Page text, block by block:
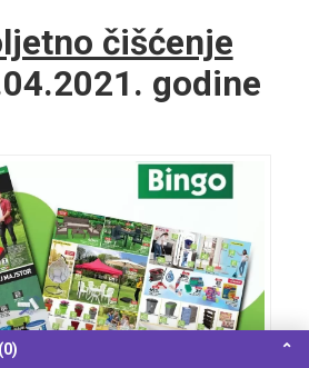
čišćenje
godine
⌃